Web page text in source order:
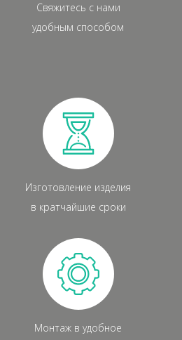
Свяжитесь с нами
удобным способом
Изготовление изделия
в кратчайшие сроки
Монтаж в удобное